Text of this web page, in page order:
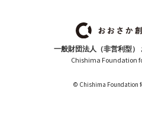
一般財団法人（非営利型）
Chishima Foundation
© Chishima Foundation